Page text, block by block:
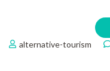
alternative-tourism